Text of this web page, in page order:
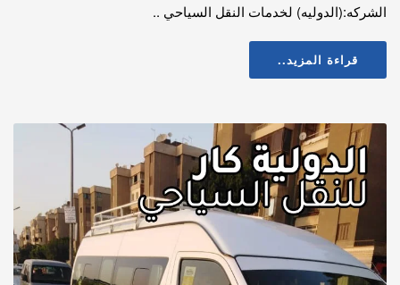
الشركه:(الدوليه) لخدمات النقل السياحي ..
قراءة المزيد..